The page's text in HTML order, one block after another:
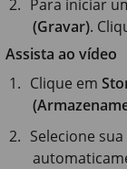
Para iniciar
(Gravar).
Assista ao vídeo
Clique em
Selecione